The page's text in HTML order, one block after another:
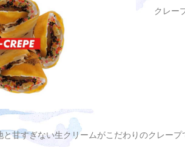
クレー
甘すぎない生クリームがこだわりのクレープ